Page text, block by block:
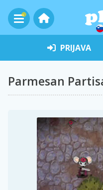
PRIJAVA
Parmesan